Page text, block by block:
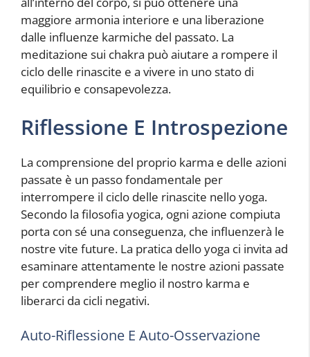
maggiore armonia interiore e una liberazione
dalle influenze karmiche del passato. La
meditazione sui chakra può aiutare a rompere il
ciclo delle rinascite e a vivere in uno stato di
equilibrio e consapevolezza.
Riflessione E Introspezione
La comprensione del proprio karma e delle azioni
passate è un passo fondamentale per
interrompere il ciclo delle rinascite nello yoga.
Secondo la filosofia yogica, ogni azione compiuta
porta con sé una conseguenza, che influenzerà le
nostre vite future. La pratica dello yoga ci invita ad
esaminare attentamente le nostre azioni passate
per comprendere meglio il nostro karma e
liberarci da cicli negativi.
Auto-Riflessione E Auto-Osservazione